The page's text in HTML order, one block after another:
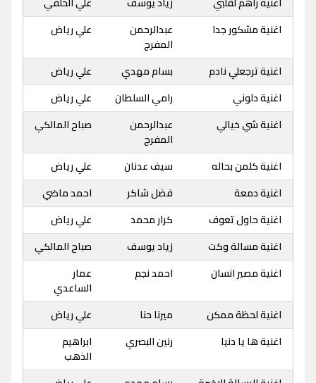
اغنية مشكور جدا
عبدالرحمن
المفرج
علي رياض
اغنية ترجعلي نادم بسام مهدي
علي رياض
اغنية دلوني
رامي السلطان
علي رياض
اغنية شي خيالي
عبدالرحمن
المفرج
صباح المالكي
اغنية كلمن بحاله سيف عدنان
علي رياض
اغنية دمعة
فضل شاكر
احمد ماضي
اغنية حاول تعوف
كرار محمد
علي رياض
اغنية مسالة وكت
زياد يوسف
صباح المالكي
اغنية مصير انسان
احمد نجم
عمار
الساعدي
اغنية لحظة ممكن
ميرنا حنا
علي رياض
اغنية ها يا دنيا
رنين البصري
ابراهيم
الذهب